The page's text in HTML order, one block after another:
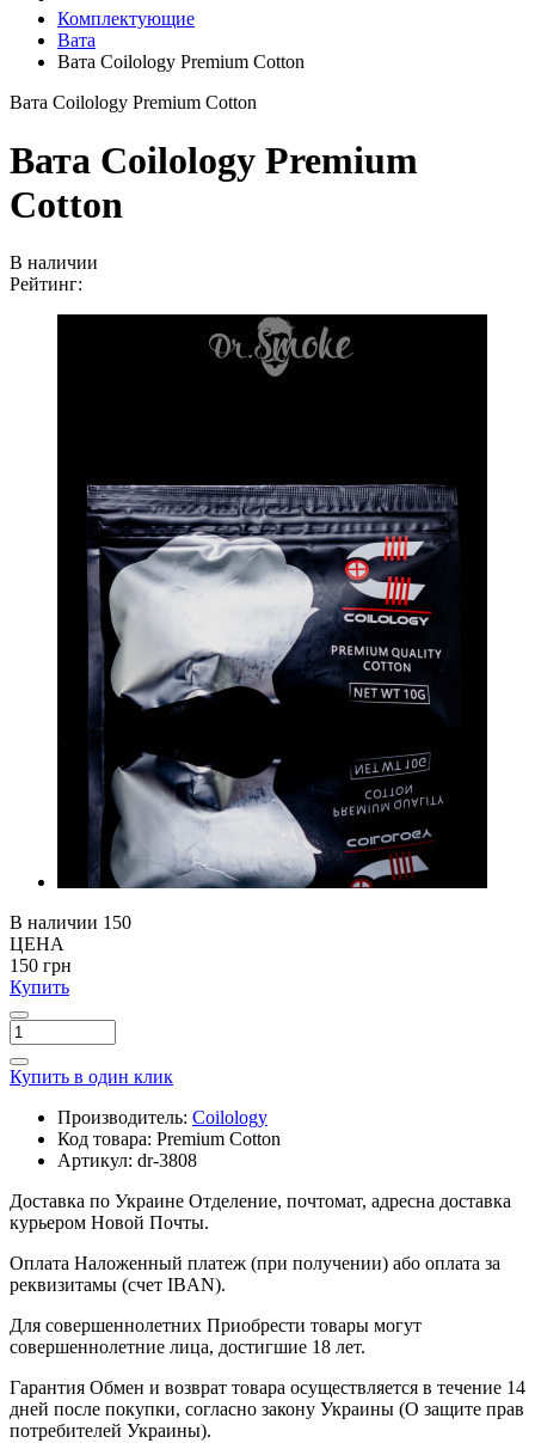
Комплектующие
Вата
Вата Coilology Premium Cotton
Вата Coilology Premium Cotton
Вата Coilology Premium
Cotton
В наличии
Рейтинг:
В наличии 150
ЦЕНА
150 грн
Купить
Купить в один клик
Производитель: Coilology
Код товара: Premium Cotton
Артикул: dr-3808
Доставка по Украине Отделение, почтомат, адресна доставка
курьером Новой Почты.
Оплата Наложенный платеж (при получении) або оплата за
реквизитамы (счет IBAN).
Для совершеннолетних Приобрести товары могут
совершеннолетние лица, достигшие 18 лет.
Гарантия Обмен и возврат товара осуществляется в течение 14
дней после покупки, согласно закону Украины (О защите прав
потребителей Украины).